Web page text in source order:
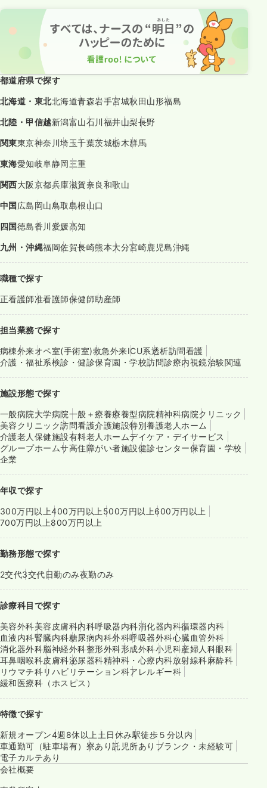
都道府県で探す
北海道・東北北海道青森岩手宮城秋田山形福島
北陸・甲信越新潟富山石川福井山梨長野
関東東京神奈川埼玉千葉茨城栃木群馬
東海愛知岐阜静岡三重
関西大阪京都兵庫滋賀奈良和歌山
中国広島岡山鳥取島根山口
四国徳島香川愛媛高知
九州・沖縄福岡佐賀長崎熊本大分宮崎鹿児島沖縄
職種で探す
正看護師准看護師保健師助産師
担当業務で探す
病棟外来オペ室(手術室)救急外来ICU系透析訪問看護
介護・福祉系検診・健診保育園・学校訪問診療内視鏡治験関連
施設形態で探す
一般病院大学病院一般＋療養療養型病院精神科病院クリニック
美容クリニック訪問看護介護施設特別養護老人ホーム
介護老人保健施設有料老人ホームデイケア・デイサービス
グループホームサ高住障がい者施設健診センター保育園・学校
企業
年収で探す
300万円以上400万円以上 500万円以上600万円以上
700万円以上800万円以上
勤務形態で探す
2交代3交代日勤のみ夜勤のみ
診療科目で探す
美容外科美容皮膚科内科呼吸器内科消化器内科循環器内科
血液内科腎臓内科糖尿病内科外科呼吸器外科心臓血管外科
消化器外科脳神経外科整形外科形成外科小児科産婦人科眼科
耳鼻咽喉科皮膚科泌尿器科精神科・心療内科放射線科麻酔科
リウマチ科リハビリテーション科アレルギー科
緩和医療科（ホスピス）
特徴で探す
新規オープン4週8休以上 土日休み駅徒歩５分以内
車通勤可（駐車場有） 寮あり託児所あり ブランク・未経験可
電子カルテあり
会社概要